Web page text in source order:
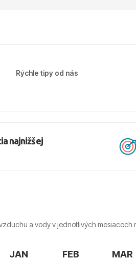
Rýchle tipy od nás
najnižšej
a vody v jednotlivých mesiacoch
JAN FEB MAR